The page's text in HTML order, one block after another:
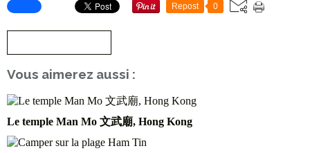
Repost 0
Vous aimerez aussi :
Le temple Man Mo 文武廟, Hong Kong